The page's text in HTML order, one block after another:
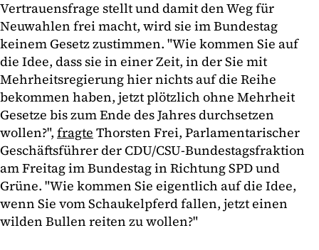
Vertrauensfrage stellt und damit den Weg für
Neuwahlen frei macht, wird sie im Bundestag
keinem Gesetz zustimmen. "Wie kommen Sie auf
die Idee, dass sie in einer Zeit, in der Sie mit
Mehrheitsregierung hier nichts auf die Reihe
bekommen haben, jetzt plötzlich ohne Mehrheit
Gesetze bis zum Ende des Jahres durchsetzen
wollen?", fragte Thorsten Frei, Parlamentarischer
Geschäftsführer der CDU/CSU-Bundestagsfraktion
am Freitag im Bundestag in Richtung SPD und
Grüne. "Wie kommen Sie eigentlich auf die Idee,
wenn Sie vom Schaukelpferd fallen, jetzt einen
wilden Bullen reiten zu wollen?"